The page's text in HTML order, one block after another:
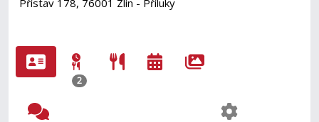
Přístav 178, 76001 Zlín - Příluky
2